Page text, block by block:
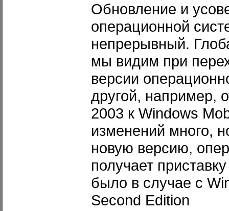
Обновление и
операционной
непрерывный.
мы видим при
версии
другой, например,
2003 к Windows
изменений много,
новую версию,
получает
было в случае с
Second Edition